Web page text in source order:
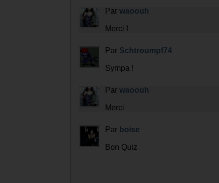
Par waoouh
Merci !
Par Schtroumpf74
Sympa !
Par waoouh
Merci
Par boise
Bon Quiz